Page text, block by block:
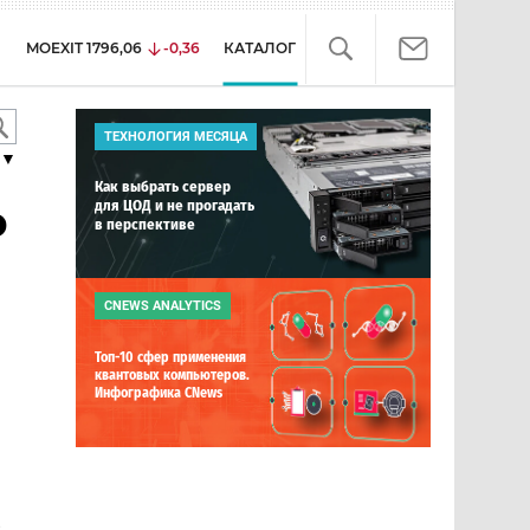
MOEXIT 1796,06 -0,36 КАТАЛОГ
ТЕХНОЛОГИЯ МЕСЯЦА
Как выбрать сервер
для ЦОД и не прогадать
в перспективе
CNEWS ANALYTICS
Топ-10 сфер применения
квантовых компьютеров.
Инфографика CNews